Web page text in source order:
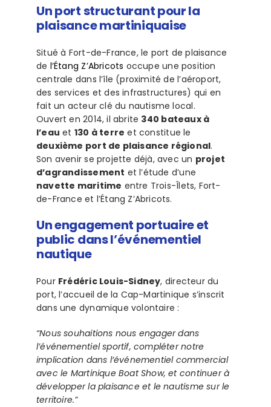
Un port structurant pour la
plaisance martiniquaise
Situé à Fort-de-France, le port de plaisance
de l’Étang Z’Abricots occupe une position
centrale dans l’île (proximité de l’aéroport,
des services et des infrastructures) qui en
fait un acteur clé du nautisme local.
Ouvert en 2014, il abrite 340 bateaux à
l’eau et 130 à terre et constitue le
deuxième port de plaisance régional.
Son avenir se projette déjà, avec un projet
d’agrandissement et l’étude d’une
navette maritime entre Trois-Îlets, Fort-
de-France et l’Étang Z’Abricots.
Un engagement portuaire et
public dans l’événementiel
nautique
Pour Frédéric Louis-Sidney, directeur du
port, l’accueil de la Cap-Martinique s’inscrit
dans une dynamique volontaire :
“Nous souhaitions nous engager dans
l’événementiel sportif, compléter notre
implication dans l’événementiel commercial
avec le Martinique Boat Show, et continuer à
développer la plaisance et le nautisme sur le
territoire.”